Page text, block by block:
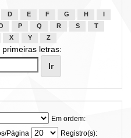
D E F G H
P Q R S
T
X Y Z
letras:
Em ordem:
Página
Registro(s):